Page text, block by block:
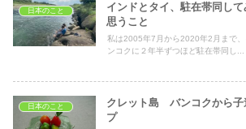
日本のこと
インドとタイ、駐在帯同し
思うこと
私は2005年7月から2020年2月まで
ンコクに２年半ずつほど駐在帯同し...
日本のこと
クレット島 バンコクから子
プ